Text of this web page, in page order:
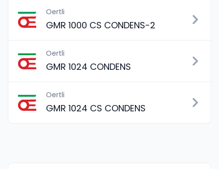
Oertli
GMR 1000 CS CONDENS-2
Oertli
GMR 1024 CONDENS
Oertli
GMR 1024 CS CONDENS